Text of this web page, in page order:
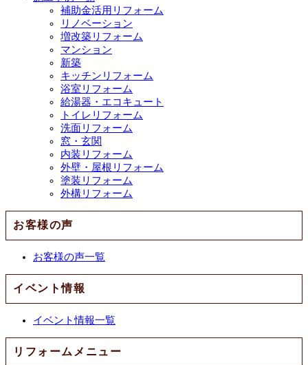
補助金活用リフォーム
リノベーション
増改築リフォーム
マンション
新築
キッチンリフォーム
浴室リフォーム
給湯器・エコキュート
トイレリフォーム
洗面リフォーム
窓・玄関
内装リフォーム
外壁・屋根リフォーム
塗装リフォーム
外構リフォーム
お客様の声
お客様の声一覧
イベント情報
イベント情報一覧
リフォームメニュー